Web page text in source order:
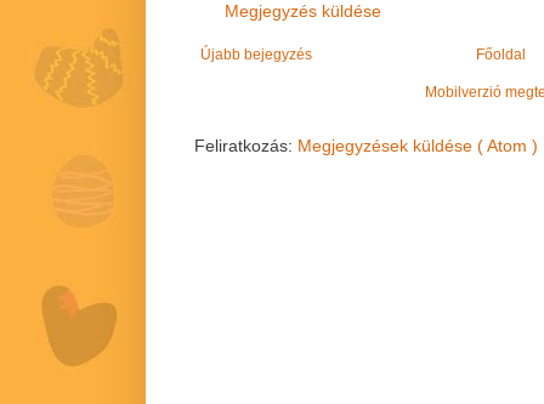
Megjegyzés küldése
Újabb bejegyzés Főoldal
Mobilverzió
Feliratkozás: Megjegyzések küldése ( Atom )